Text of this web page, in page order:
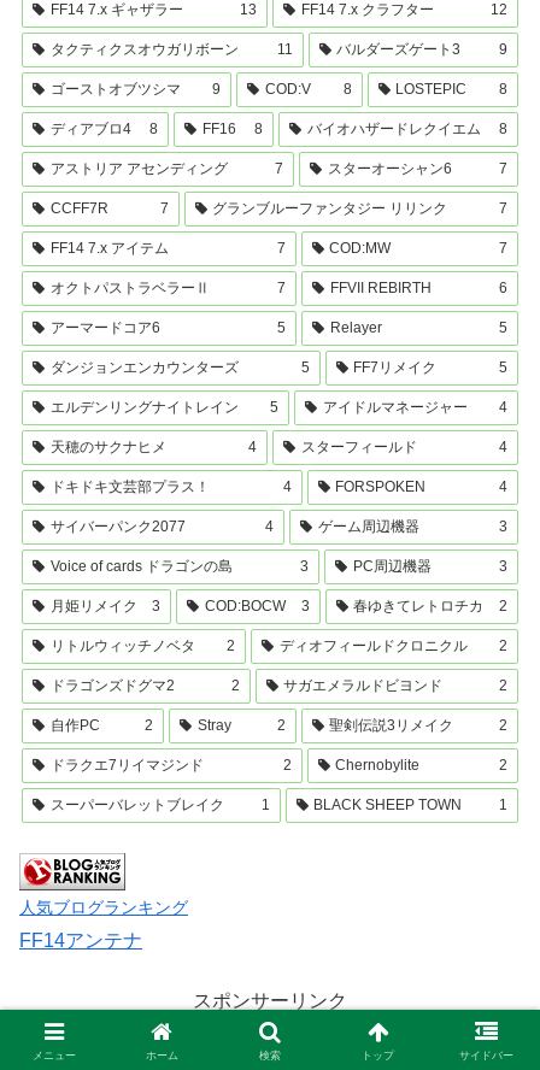
FF14 7.x ギャザラー 13 FF14 7.x クラフター 12
タクティクスオウガリボーン 11 バルダーズゲート3 9
ゴーストオブツシマ 9 COD:V 8 LOSTEPIC 8
ディアブロ4 8 FF16 8 バイオハザードレクイエム 8
アストリア アセンディング 7 スターオーシャン6 7
CCFF7R 7 グランブルーファンタジー リリンク 7
FF14 7.x アイテム 7 COD:MW 7
オクトパストラベラーⅡ 7 FFVII REBIRTH 6
アーマードコア6 5 Relayer 5
ダンジョンエンカウンターズ 5 FF7リメイク 5
エルデンリングナイトレイン 5 アイドルマネージャー 4
天穂のサクナヒメ 4 スターフィールド 4
ドキドキ文芸部プラス！ 4 FORSPOKEN 4
サイバーパンク2077 4 ゲーム周辺機器 3
Voice of cards ドラゴンの島 3 PC周辺機器 3
月姫リメイク 3 COD:BOCW 3 春ゆきてレトロチカ 2
リトルウィッチノベタ 2 ディオフィールドクロニクル 2
ドラゴンズドグマ2 2 サガエメラルドビヨンド 2
自作PC 2 Stray 2 聖剣伝説3リメイク 2
ドラクエ7リイマジンド 2 Chernobylite 2
スーパーバレットブレイク 1 BLACK SHEEP TOWN 1
人気ブログランキング
FF14アンテナ
スポンサーリンク
メニュー ホーム 検索 トップ サイドバー